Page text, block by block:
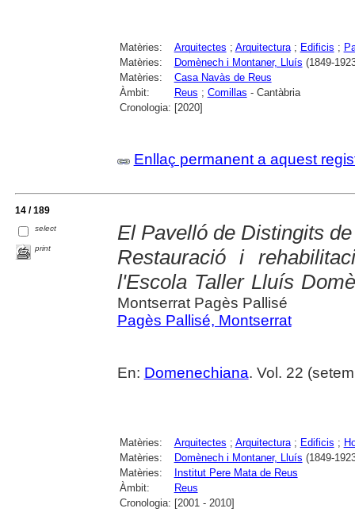
Matèries: Arquitectes ; Arquitectura; Edificis ;
Matèries:
Domènech i Montaner, Lluís (1849-
Matèries:
Casa Navàs de Reus
Àmbit:
Reus ; Comillas - Cantàbria
Cronologia: [2020]
Enllaç permanent a aquest
14 / 189
select
print
El Pavelló de Distingits
Restauració i
l'Escola Taller Lluís
Montserrat Pagès Pallisé
Pagès Pallisé, Montserrat
En: Domenechiana. Vol. 22
Matèries: Arquitectes ; Arquitectura; Edificis ;
Matèries:
Domènech i Montaner, Lluís (1849-
Matèries:
Institut Pere Mata de Reus
Àmbit:
Reus
Cronologia: [2001 - 2010]